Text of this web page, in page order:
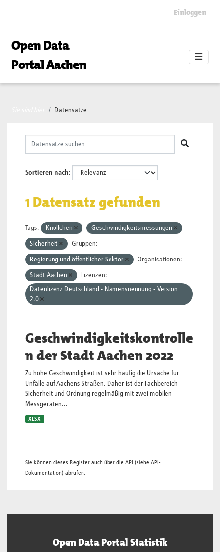
Einloggen
Open Data
Portal Aachen
Datensätze
Sortieren nach
1 Datensatz gefunden
Tags: Knöllchen Geschwindigkeitsmessungen
Sicherheit Gruppen:
Regierung und öffentlicher Sektor Organisationen:
Stadt Aachen
Lizenzen:
Datenlizenz Deutschland - Namensnennung - Version
2.0
Geschwindigkeitskontrolle
n der Stadt Aachen 2022
Zu hohe Geschwindigkeit ist sehr häufig die Ursache für
Unfälle auf Aachens Straßen. Daher ist der Fachbereich
Sicherheit und Ordnung regelmäßig mit zwei mobilen
Messgeräten...
XLSX
Sie können dieses Register auch über die API (siehe API-
Dokumentation) abrufen.
Open Data Portal Statistik